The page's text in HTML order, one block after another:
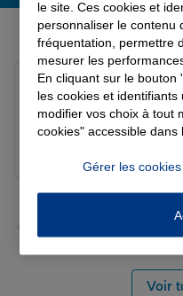
Derniers avis
Note de 5 sur 5
Le 06/08/2026 - Agence
louna p.
Voir
le site. Ces cookies et
personnaliser le contenu
fréquentation, permettre
mesurer les
En cliquant sur le bouton
les cookies et
modifier vos choix à tout
cookies" accessible dans
Gérer les